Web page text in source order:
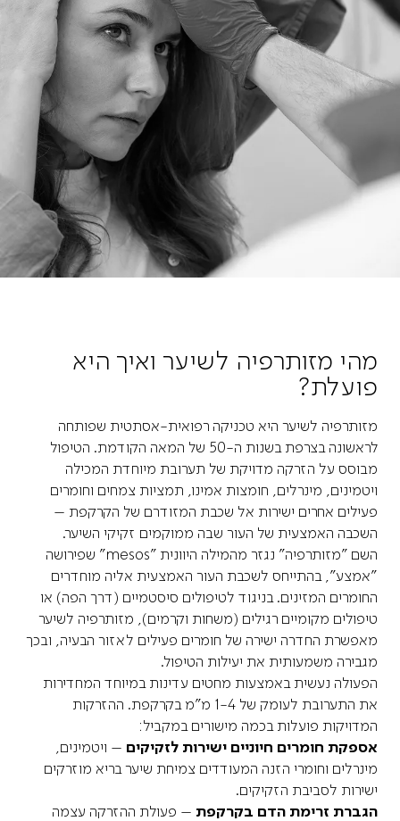
מהי מזותרפיה לשיער ואיך היא
פועלת?
מזותרפיה לשיער היא טכניקה רפואית-אסתטית שפותחה
לראשונה בצרפת בשנות ה-50 של המאה הקודמת. הטיפול
מבוסס על הזרקה מדויקת של תערובת מיוחדת המכילה
ויטמינים, מינרלים, חומצות אמינו, תמציות צמחים וחומרים
פעילים אחרים ישירות אל שכבת המזודרם של הקרקפת –
השכבה האמצעית של העור שבה ממוקמים זקיקי השיער.
השם "מזותרפיה" נגזר מהמילה היוונית "mesos" שפירושה
"אמצע", בהתייחס לשכבת העור האמצעית אליה מוחדרים
החומרים המזינים. בניגוד לטיפולים סיסטמיים (דרך הפה) או
טיפולים מקומיים רגילים (משחות וקרמים), מזותרפיה לשיער
מאפשרת החדרה ישירה של חומרים פעילים לאזור הבעיה, ובכך
מגבירה משמעותית את יעילות הטיפול.
הפעולה נעשית באמצעות מחטים עדינות במיוחד המחדירות
את התערובת לעומק של 1-4 מ"מ בקרקפת. ההזרקות
המדויקות פועלות בכמה מישורים במקביל:
אספקת חומרים חיוניים ישירות לזקיקים– ויטמינים,
מינרלים וחומרי הזנה המעודדים צמיחת שיער בריא מוזרקים
ישירות לסביבת הזקיקים.
הגברת זרימת הדם בקרקפת– פעולת ההזרקה עצמה